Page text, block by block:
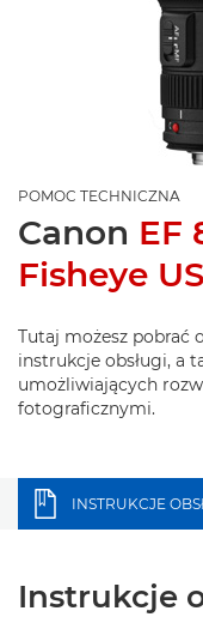
POMOC TECHNICZNA
Canon EF
Fisheye
Tutaj możesz pobrać
instrukcje obsługi, a
umożliwiających
fotograficznymi.
INSTRUKCJE
Instrukcje